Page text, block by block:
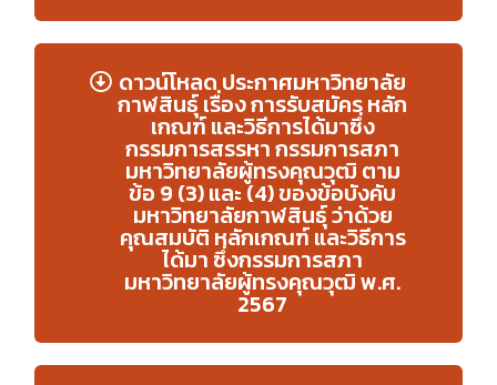
ดาวน์โหลด ประกาศมหาวิทยาลัย
กาฬสินธุ์ เรื่อง การรับสมัคร หลัก
เกณฑ์ และวิธีการได้มาซึ่ง
กรรมการสรรหา กรรมการสภา
มหาวิทยาลัยผู้ทรงคุณวุฒิ ตาม
ข้อ 9 (3) และ (4) ของข้อบังคับ
มหาวิทยาลัยกาฬสินธุ์ ว่าด้วย
คุณสมบัติ หลักเกณฑ์ และวิธีการ
ได้มา ซึ่งกรรมการสภา
มหาวิทยาลัยผู้ทรงคุณวุฒิ พ.ศ.
2567